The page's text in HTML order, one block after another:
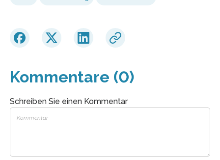
Kommentare (0)
Schreiben Sie einen Kommentar